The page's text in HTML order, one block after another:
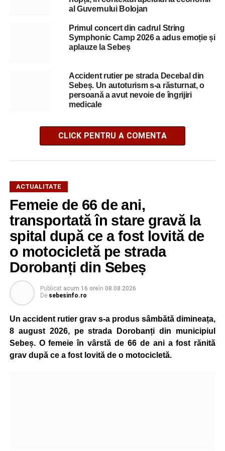
al Guvernului Bolojan
Primul concert din cadrul String
Symphonic Camp 2026 a adus emoție și
aplauze la Sebeș
Accident rutier pe strada Decebal din
Sebeș. Un autoturism s-a răsturnat, o
persoană a avut nevoie de îngrijiri
medicale
CLICK PENTRU A COMENTA
ACTUALITATE
Femeie de 66 de ani,
transportată în stare gravă la
spital după ce a fost lovită de
o motocicletă pe strada
Dorobanți din Sebeș
Publicat acum 16 oreîn 08.08.2026
De sebesinfo.ro
Un accident rutier grav s-a produs sâmbătă dimineața,
8 august 2026, pe strada Dorobanți din municipiul
Sebeș. O femeie în vârstă de 66 de ani a fost rănită
grav după ce a fost lovită de o motocicletă.